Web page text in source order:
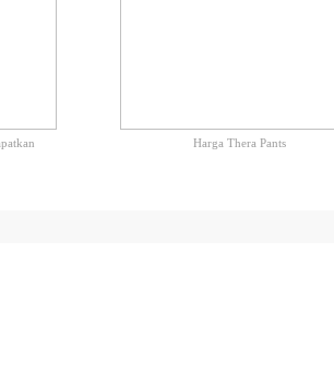
Harga Thera Pants